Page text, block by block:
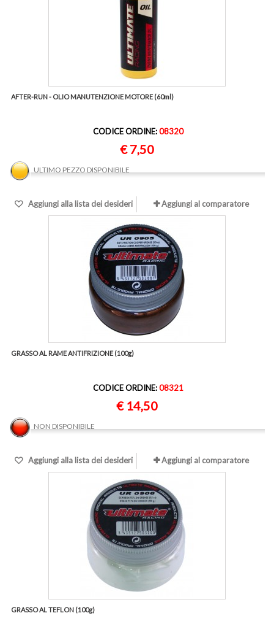
AFTER-RUN - OLIO MANUTENZIONE MOTORE (60ml)
CODICE ORDINE:08320
€ 7,50
ULTIMO PEZZO DISPONIBILE
Aggiungi alla lista dei desideri Aggiungi al comparatore
GRASSO AL RAME ANTIFRIZIONE (100g)
CODICE ORDINE:08321
€ 14,50
NON DISPONIBILE
Aggiungi alla lista dei desideri Aggiungi al comparatore
GRASSO AL TEFLON (100g)